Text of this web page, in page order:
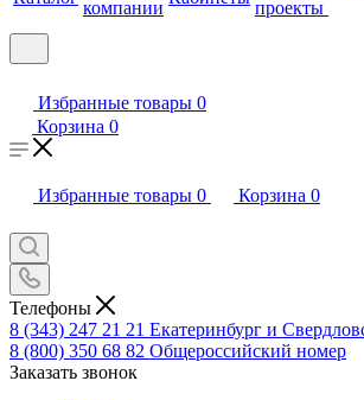
компании
проекты
Избранные товары 0
Корзина 0
Избранные товары 0 Корзина 0
Телефоны
8 (343) 247 21 21 Екатеринбург и
8 (800) 350 68 82 Общероссийский номер
Заказать звонок